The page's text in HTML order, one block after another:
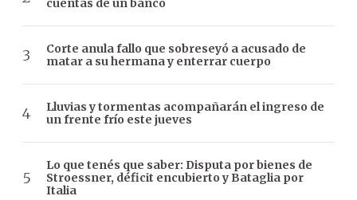
cuentas de un banco
Corte anula fallo que sobreseyó a acusado de
matar a su hermana y enterrar cuerpo
Lluvias y tormentas acompañarán el ingreso de
un frente frío este jueves
Lo que tenés que saber: Disputa por bienes de
Stroessner, déficit encubierto y Bataglia por
Italia